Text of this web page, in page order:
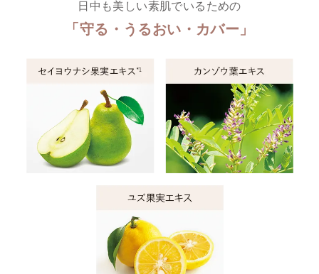
日中も美しい素肌でいるための
「守る・うるおい・カバー」